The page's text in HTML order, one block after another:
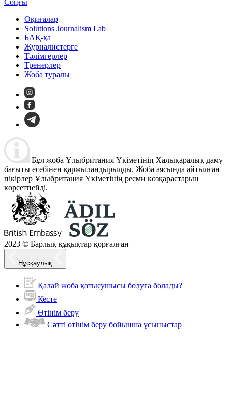
Оқиғалар
Solutions Journalism Lab
БАҚ-қа
Журналистерге
Тәлімгерлер
Тренерлер
Жоба туралы
Бұл жоба Ұлыбритания Үкіметінің Халықаралық даму
бағыты есебінен қаржыландырылды. Жоба аясында айтылған
пікірлер Ұлыбритания Үкіметінің ресми көзқарастарын
көрсетпейді.
2023 © Барлық құқықтар қорғалған
Нұсқаулық
Қалай жоба қатысушысы болуға болады?
Кесте
Өтінім беру
Сәтті өтінім беру бойынша ұсыныстар